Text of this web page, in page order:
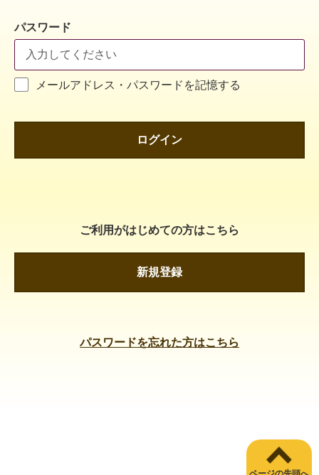
パスワード
メールアドレス・パスワードを記憶する
ログイン
ご利用がはじめての方はこちら
新規登録
パスワードを忘れた方はこちら